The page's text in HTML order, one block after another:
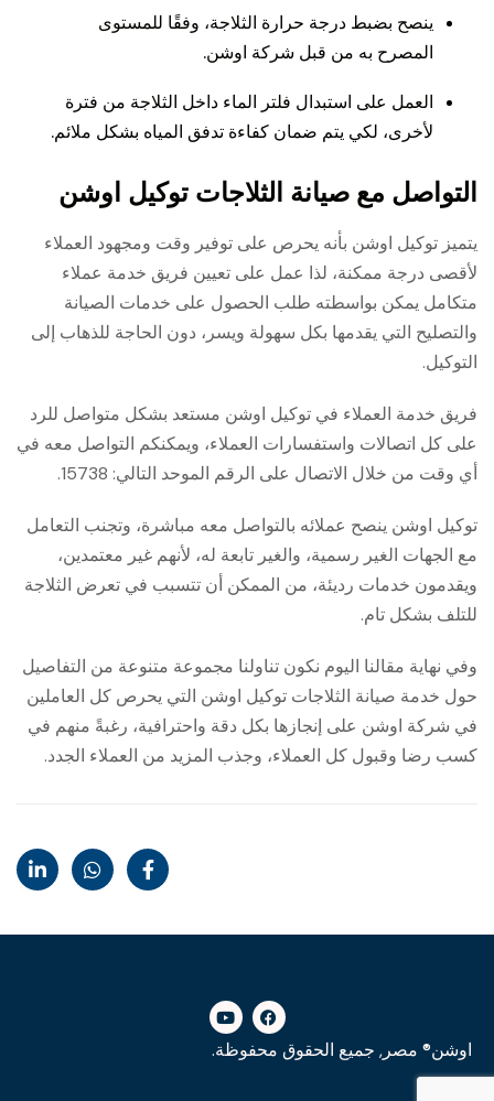
ينصح بضبط درجة حرارة الثلاجة، وفقًا للمستوى
المصرح به من قبل شركة اوشن.
العمل على استبدال فلتر الماء داخل الثلاجة من فترة
لأخرى، لكي يتم ضمان كفاءة تدفق المياه بشكل ملائم.
التواصل مع صيانة الثلاجات توكيل اوشن
يتميز توكيل اوشن بأنه يحرص على توفير وقت ومجهود العملاء
لأقصى درجة ممكنة، لذا عمل على تعيين فريق خدمة عملاء
متكامل يمكن بواسطته طلب الحصول على خدمات الصيانة
والتصليح التي يقدمها بكل سهولة ويسر، دون الحاجة للذهاب إلى
التوكيل.
فريق خدمة العملاء في توكيل اوشن مستعد بشكل متواصل للرد
على كل اتصالات واستفسارات العملاء، ويمكنكم التواصل معه في
أي وقت من خلال الاتصال على الرقم الموحد التالي: 15738.
توكيل اوشن ينصح عملائه بالتواصل معه مباشرة، وتجنب التعامل
مع الجهات الغير رسمية، والغير تابعة له، لأنهم غير معتمدين،
ويقدمون خدمات رديئة، من الممكن أن تتسبب في تعرض الثلاجة
للتلف بشكل تام.
وفي نهاية مقالنا اليوم نكون تناولنا مجموعة متنوعة من التفاصيل
حول خدمة صيانة الثلاجات توكيل اوشن التي يحرص كل العاملين
في شركة اوشن على إنجازها بكل دقة واحترافية، رغبةً منهم في
كسب رضا وقبول كل العملاء، وجذب المزيد من العملاء الجدد.
اوشن® مصر, جميع الحقوق محفوظة.